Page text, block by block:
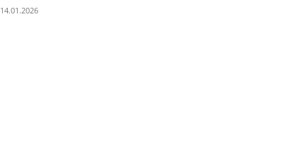
14.01.2026